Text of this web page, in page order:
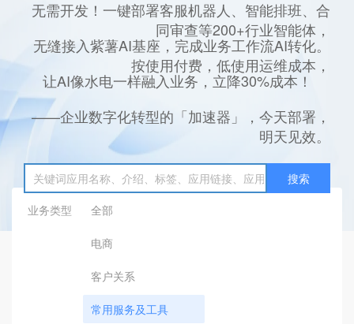
无需开发！一键部署客服机器人、智能排班、合
同审查等200+行业智能体，
无缝接入紫薯AI基座，完成业务工作流AI转化。
按使用付费，低使用运维成本，
让AI像水电一样融入业务，立降30%成本！
——企业数字化转型的「加速器」，今天部署，
明天见效。
搜索
业务类型
全部
电商
客户关系
常用服务及工具